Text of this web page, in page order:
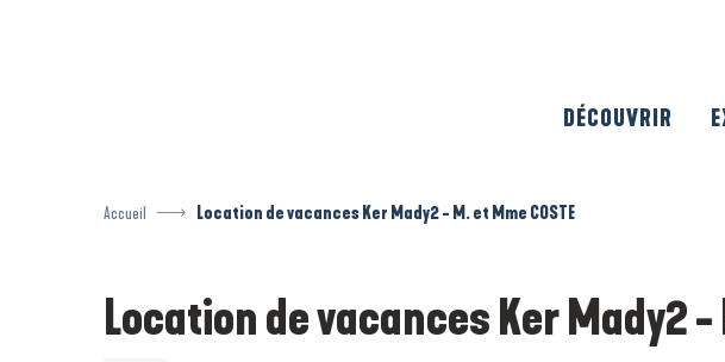
DÉCOUVRIR
Accueil Location de vacances Ker Mady2 - M. et Mme COSTE
Location de vacances Ker Mady2 -